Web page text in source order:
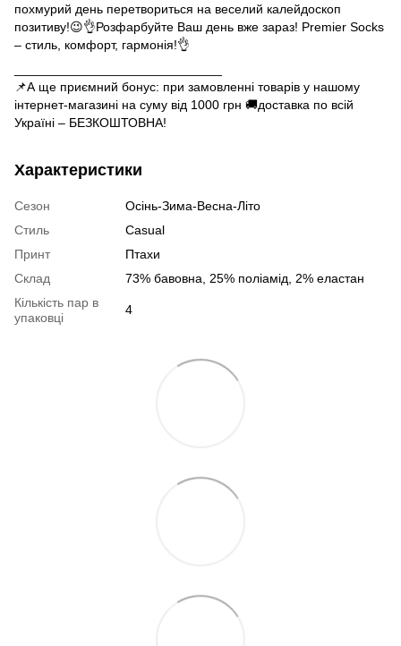
похмурий день перетвориться на веселий калейдоскоп
позитиву!😉👌Розфарбуйте Ваш день вже зараз! Premier Socks
– стиль, комфорт, гармонія!👌
📌А ще приємний бонус: при замовленні товарів у нашому
інтернет-магазині на суму від 1000 грн 🚚доставка по всій
Україні – БЕЗКОШТОВНА!
Характеристики
Сезон
Осінь-Зима-Весна-Літо
Стиль
Casual
Принт
Птахи
Склад
73% бавовна, 25% поліамід, 2% еластан
Кількість пар в
упаковці
4